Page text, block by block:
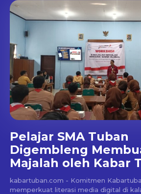
Pelajar SMA Tuban
Digembleng
Majalah oleh Kabar
kabartuban.com - Komitmen
memperkuat literasi media digital di